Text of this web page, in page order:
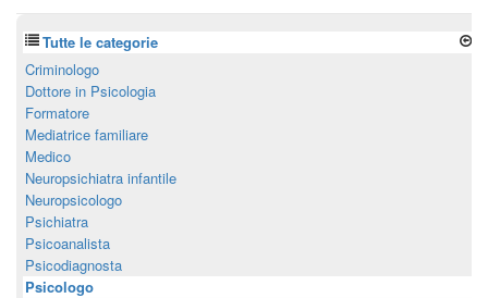
Tutte le categorie
Criminologo
Dottore in Psicologia
Formatore
Mediatrice familiare
Medico
Neuropsichiatra infantile
Neuropsicologo
Psichiatra
Psicoanalista
Psicodiagnosta
Psicologo